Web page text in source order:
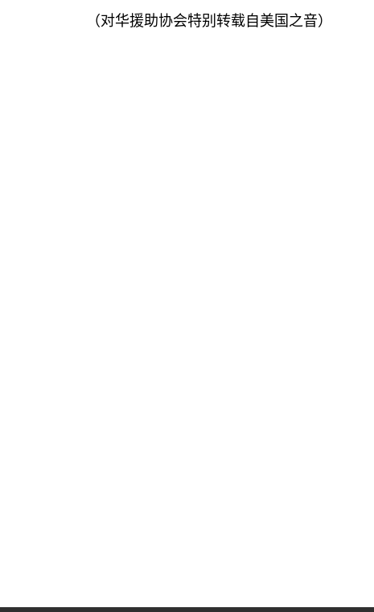
（对华援助协会特别转载自美国之音）